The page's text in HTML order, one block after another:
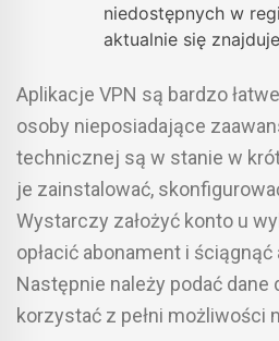
niedostępnych w
aktualnie się
Aplikacje VPN są bardzo
osoby nieposiadające
technicznej są w stanie w
je zainstalować,
Wystarczy założyć konto u
opłacić abonament i
Następnie należy podać dane
korzystać z pełni możliwości